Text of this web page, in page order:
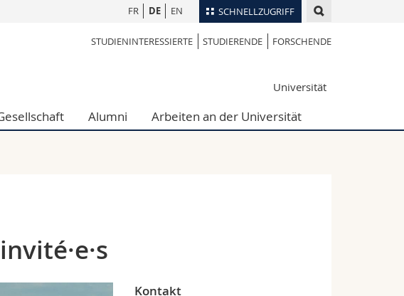
SCHNELLZUGRIFF
Personenverzeichnis
Webmail
Vorlesungsverzeichnis
FR DE EN
STUDIENINTERESSIERTE STUDIERENDE FORSCHENDE
Universität
Alumni Arbeiten an der Universität
Kontakt